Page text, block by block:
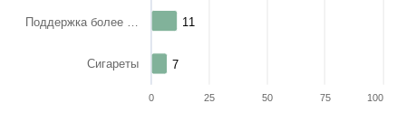
11
11
7
7
Поддержка более …
Сигареты
0 25 50 75 100